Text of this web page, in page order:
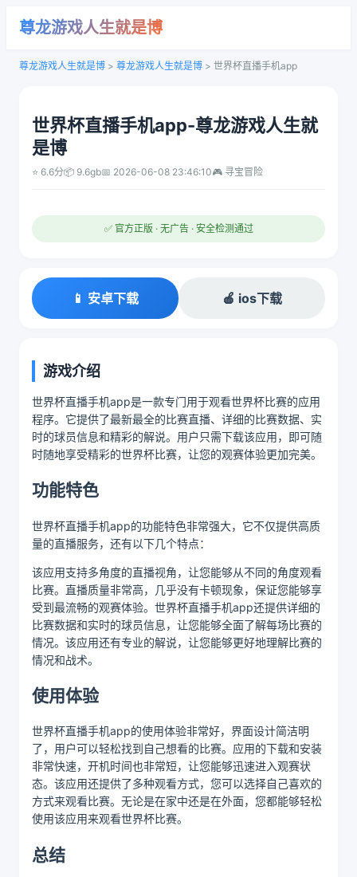
尊龙游戏人生就是博
尊龙游戏人生就是博 > 尊龙游戏人生就是博 > 世界杯直播手机app
世界杯直播手机app-尊龙游戏人生就
是博
⭐ 6.6分📦 9.6gb📅 2026-06-08 23:46:10🎮 寻宝冒险
✅ 官方正版 · 无广告 · 安全检测通过
📱 安卓下载 🍎 ios下载
游戏介绍
世界杯直播手机app是一款专门用于观看世界杯比赛的应用
程序。它提供了最新最全的比赛直播、详细的比赛数据、实
时的球员信息和精彩的解说。用户只需下载该应用，即可随
时随地享受精彩的世界杯比赛，让您的观赛体验更加完美。
功能特色
世界杯直播手机app的功能特色非常强大，它不仅提供高质
量的直播服务，还有以下几个特点：
该应用支持多角度的直播视角，让您能够从不同的角度观看
比赛。直播质量非常高，几乎没有卡顿现象，保证您能够享
受到最流畅的观赛体验。世界杯直播手机app还提供详细的
比赛数据和实时的球员信息，让您能够全面了解每场比赛的
情况。该应用还有专业的解说，让您能够更好地理解比赛的
情况和战术。
使用体验
世界杯直播手机app的使用体验非常好，界面设计简洁明
了，用户可以轻松找到自己想看的比赛。应用的下载和安装
非常快速，开机时间也非常短，让您能够迅速进入观赛状
态。该应用还提供了多种观看方式，您可以选择自己喜欢的
方式来观看比赛。无论是在家中还是在外面，您都能够轻松
使用该应用来观看世界杯比赛。
总结